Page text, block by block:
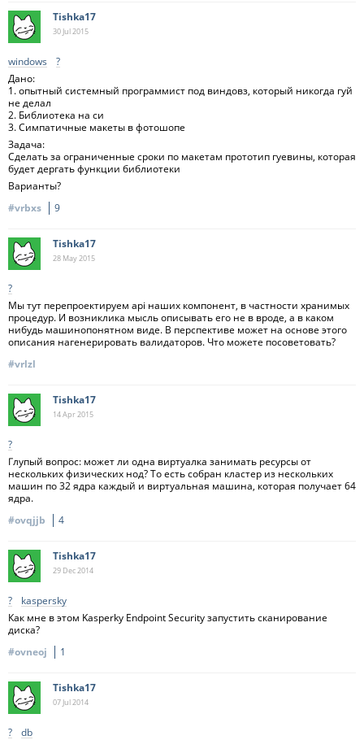
Tishka17
30 Jul2015
windows
?
Дано:
1. опытный системный программист под виндовз, который никогда гуй
не делал
2. Библиотека на си
3. Симпатичные макеты в фотошопе
Задача:
Сделать за ограниченные сроки по макетам прототип гуевины, которая
будет дергать функции библиотеки
Варианты?
#vrbxs
9
Tishka17
28 May2015
?
Мы тут перепроектируем api наших компонент, в частности хранимых
процедур. И возниклика мысль описывать его не в вроде, а в каком
нибудь машинопонятном виде. В перспективе может на основе этого
описания нагенерировать валидаторов. Что можете посоветовать?
#vrlzl
Tishka17
14 Apr2015
?
Глупый вопрос: может ли одна виртуалка занимать ресурсы от
нескольких физических нод? То есть собран кластер из нескольких
машин по 32 ядра каждый и виртуальная машина, которая получает 64
ядра.
#ovqjjb
4
Tishka17
29 Dec2014
?
kaspersky
Как мне в этом Kasperky Endpoint Security запустить сканирование
диска?
#ovneoj
1
Tishka17
07 Jul2014
?
db